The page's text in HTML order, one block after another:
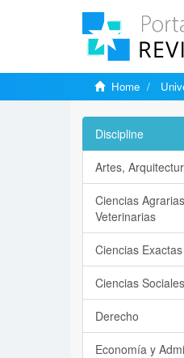
Home
Discipline
Artes,
Ciencias
Veterinarias
Ciencias
Ciencias Sociales
Derecho
Economía y